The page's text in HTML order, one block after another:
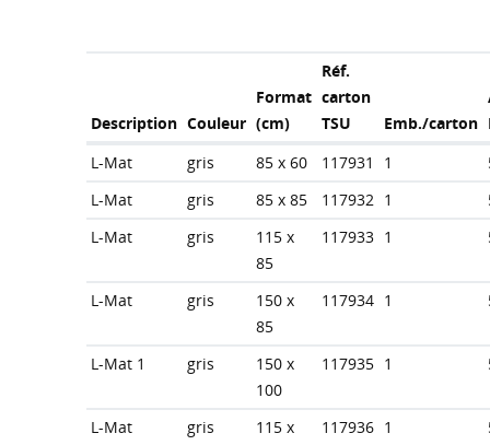
Description Couleur
Format
(cm)
Réf.
carton
TSU
Emb./carton
L-Mat
gris 85 x 60 117931 1
L-Mat
gris 85 x 85 117932 1
L-Mat
gris
115 x
85
117933 1
L-Mat gris
150 x
85
117934 1
L-Mat 1 gris
150 x
100
117935 1
L-Mat gris
115 x
117936 1